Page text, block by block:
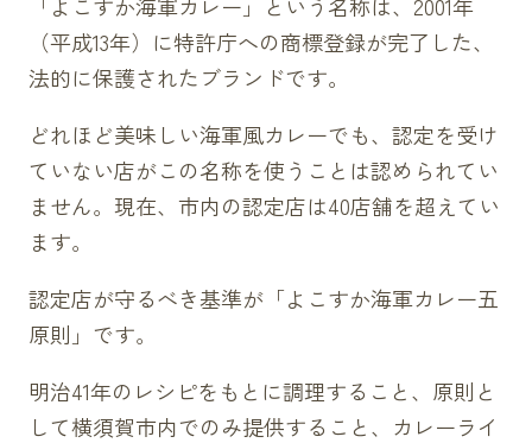
（平成13年）に特許庁への商標登録が完了した、
法的に保護されたブランドです。
どれほど美味しい海軍風カレーでも、認定を受け
ていない店がこの名称を使うことは認められてい
ません。現在、市内の認定店は40店舗を超えてい
ます。
認定店が守るべき基準が「よこすか海軍カレー五
原則」です。
明治41年のレシピをもとに調理すること、原則と
して横須賀市内でのみ提供すること、カレーライ